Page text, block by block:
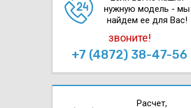
нужную модель - мы
найдем ее для Вас!
звоните!
+7 (4872) 38-47-56
Расчет,